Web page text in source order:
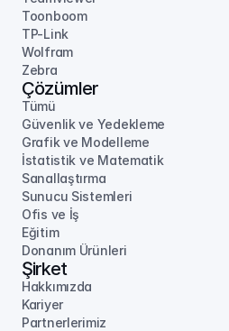
Toonboom
TP-Link
Wolfram
Zebra
Çözümler
Tümü
Güvenlik ve Yedekleme
Grafik ve Modelleme
İstatistik ve Matematik
Sanallaştırma
Sunucu Sistemleri
Ofis ve İş
Eğitim
Donanım Ürünleri
Şirket
Hakkımızda
Kariyer
Partnerlerimiz